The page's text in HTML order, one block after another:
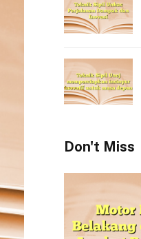
Don't Miss